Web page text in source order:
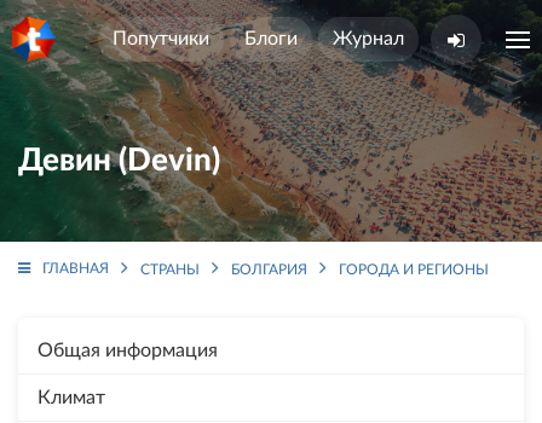
Попутчики Блоги Журнал
Девин (Devin)
ГЛАВНАЯ СТРАНЫ БОЛГАРИЯ ГОРОДА И РЕГИОНЫ
Общая информация
Климат